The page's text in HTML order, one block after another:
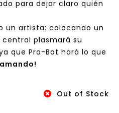
para dejar claro quién
un artista: colocando un
plasmará su
que Pro-Bot hará lo que
Out of Stock